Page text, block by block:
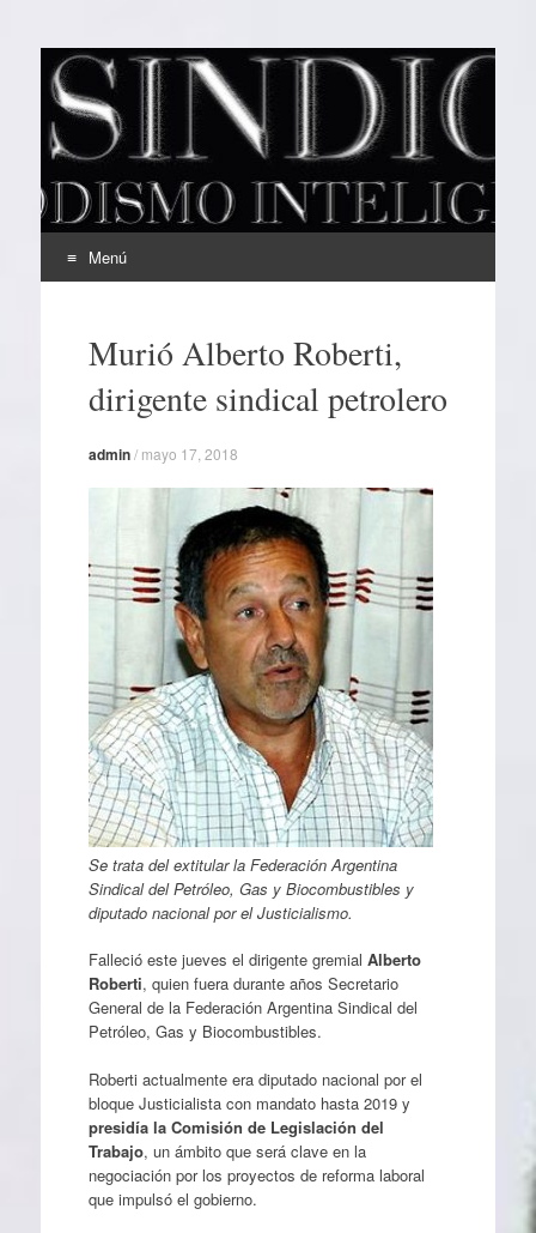
EL SINDICAL
Periodismo Inteligente
Menú
contenidoMurió Alberto Roberti,
dirigente sindical petrolero
admin/ mayo 17, 2018
Se trata del extitular la Federación Argentina
Sindical del Petróleo, Gas y Biocombustibles y
diputado nacional por el Justicialismo.
Falleció este jueves el dirigente gremial Alberto
Roberti, quien fuera durante años Secretario
General de la Federación Argentina Sindical del
Petróleo, Gas y Biocombustibles.
Roberti actualmente era diputado nacional por el
bloque Justicialista con mandato hasta 2019 y
presidía la Comisión de Legislación del
Trabajo, un ámbito que será clave en la
negociación por los proyectos de reforma laboral
que impulsó el gobierno.